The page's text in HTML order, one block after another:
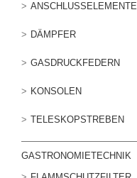
ANSCHLUSSELEMENTE
DÄMPFER
GASDRUCKFEDERN
KONSOLEN
TELESKOPSTREBEN
GASTRONOMIETECHNIK